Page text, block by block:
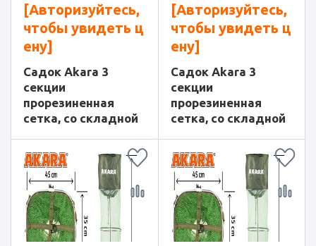
[Авторизуйтесь,
чтобы увидеть ц
ену]
Садок Akara 3
секции
прорезиненная
сетка, со складной
[Авторизуйтесь,
чтобы увидеть ц
ену]
Садок Akara 3
секции
прорезиненная
сетка, со складной